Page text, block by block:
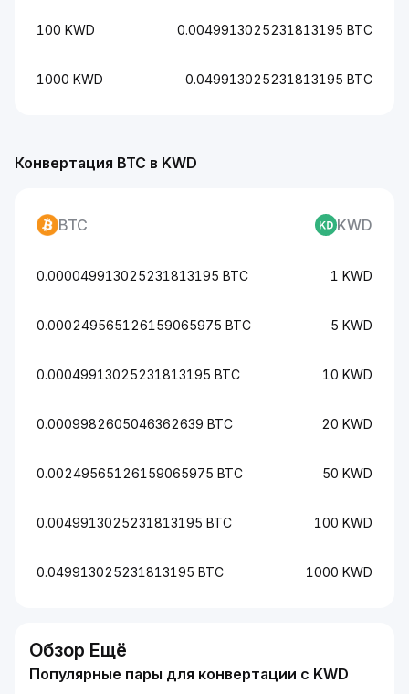
Конвертация BTC в KWD
BTC KWD
0.000049913025231813195 BTC 1 KWD
0.000249565126159065975 BTC 5 KWD
0.00049913025231813195 BTC 10 KWD
0.0009982605046362639 BTC 20 KWD
0.00249565126159065975 BTC 50 KWD
0.0049913025231813195 BTC 100 KWD
0.049913025231813195 BTC 1000 KWD
100 KWD 0.0049913025231813195 BTC
1000 KWD 0.049913025231813195 BTC
Обзор Ещё
Популярные пары для конвертации с KWD